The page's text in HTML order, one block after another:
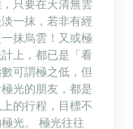
只要在天清無雲
一抹，若非有經
抹烏雲！又或極
上，都已是「看
可謂極之低，但
光的朋友，都是
的行程，目標不
光。 極光往往